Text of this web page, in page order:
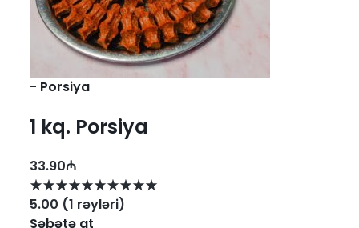
- Porsiya
1 kq. Porsiya
33.90₼
5.00 (1 rəyləri)
Səbətə at